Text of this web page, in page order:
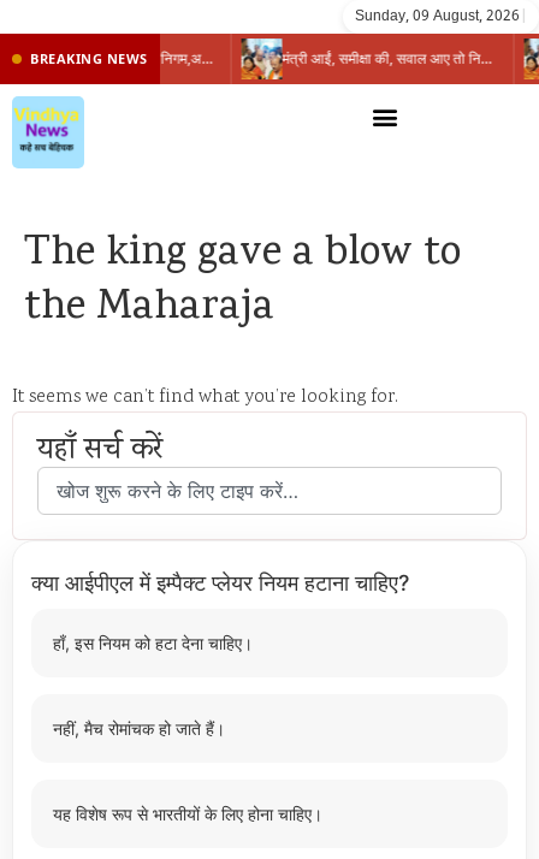
Sunday, 09 August, 2026
BREAKING NEWS प्रभारी मंत्री के निशाने पर नगर निगम,अफसरों को 10 दिन का अल्टीमेटम,नहीं होगी कार्रवाई, महापौर-आयुक्त के बीच सौहार्दहीनता पर मंत्री ने उठाए सवाल मंत्री आईं, समीक्षा की, सवाल आए तो निकल गईं – खाली जयंत चौंकीं पर नहीं दिया जवाब
The king gave a blow to
the Maharaja
It seems we can’t find what you’re looking for.
यहाँ सर्च करें
क्या आईपीएल में इम्पैक्ट प्लेयर नियम हटाना चाहिए?
हाँ, इस नियम को हटा देना चाहिए।
नहीं, मैच रोमांचक हो जाते हैं।
यह विशेष रूप से भारतीयों के लिए होना चाहिए।